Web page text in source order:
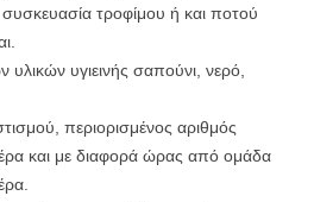
συσκευασία τροφίμου ή και ποτού
υγιεινής σαπούνι, νερό,
περιορισμένος αριθμός
και με διαφορά ώρας από ομάδα